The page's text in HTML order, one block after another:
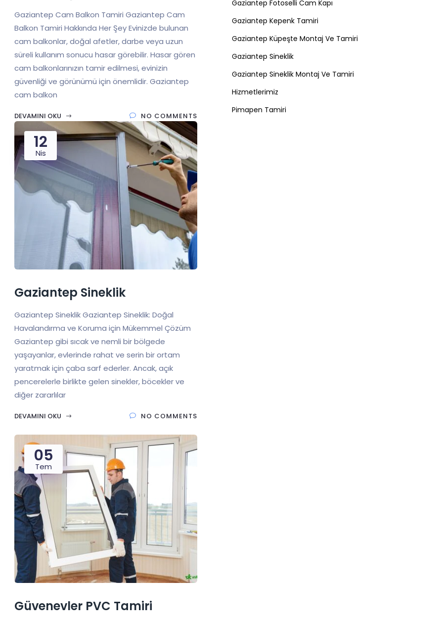
Gaziantep Cam Balkon Tamiri Gaziantep Cam
Balkon Tamiri Hakkında Her Şey Evinizde bulunan
cam balkonlar, doğal afetler, darbe veya uzun
süreli kullanım sonucu hasar görebilir. Hasar gören
cam balkonlarınızın tamir edilmesi, evinizin
güvenliği ve görünümü için önemlidir. Gaziantep
cam balkon
DEVAMINI OKU NO COMMENTS
12
Nis
Gaziantep Sineklik
Gaziantep Sineklik Gaziantep Sineklik: Doğal
Havalandırma ve Koruma için Mükemmel Çözüm
Gaziantep gibi sıcak ve nemli bir bölgede
yaşayanlar, evlerinde rahat ve serin bir ortam
yaratmak için çaba sarf ederler. Ancak, açık
pencerelerle birlikte gelen sinekler, böcekler ve
diğer zararlılar
DEVAMINI OKU NO COMMENTS
05
Tem
Güvenevler PVC Tamiri
Gaziantep Fotoselli Cam Kapı
Gaziantep Kepenk Tamiri
Gaziantep Küpeşte Montaj Ve Tamiri
Gaziantep Sineklik
Gaziantep Sineklik Montaj Ve Tamiri
Hizmetlerimiz
Pimapen Tamiri